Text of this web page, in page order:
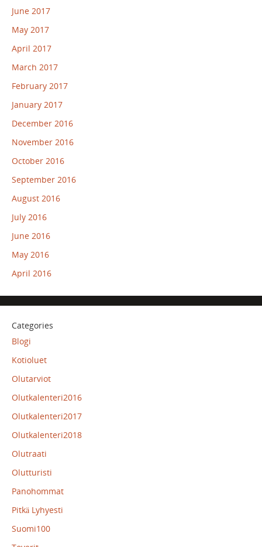
June 2017
May 2017
April 2017
March 2017
February 2017
January 2017
December 2016
November 2016
October 2016
September 2016
August 2016
July 2016
June 2016
May 2016
April 2016
Categories
Blogi
Kotioluet
Olutarviot
Olutkalenteri2016
Olutkalenteri2017
Olutkalenteri2018
Olutraati
Olutturisti
Panohommat
Pitkä Lyhyesti
Suomi100